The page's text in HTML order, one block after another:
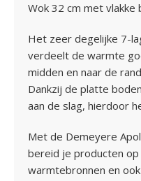
Wok 32 cm met
Het zeer degelijke 7-
verdeelt de warmte
midden en naar de
Dankzij de platte
aan de slag, hierdoor
Met de Demeyere
bereid je producten op
warmtebronnen en